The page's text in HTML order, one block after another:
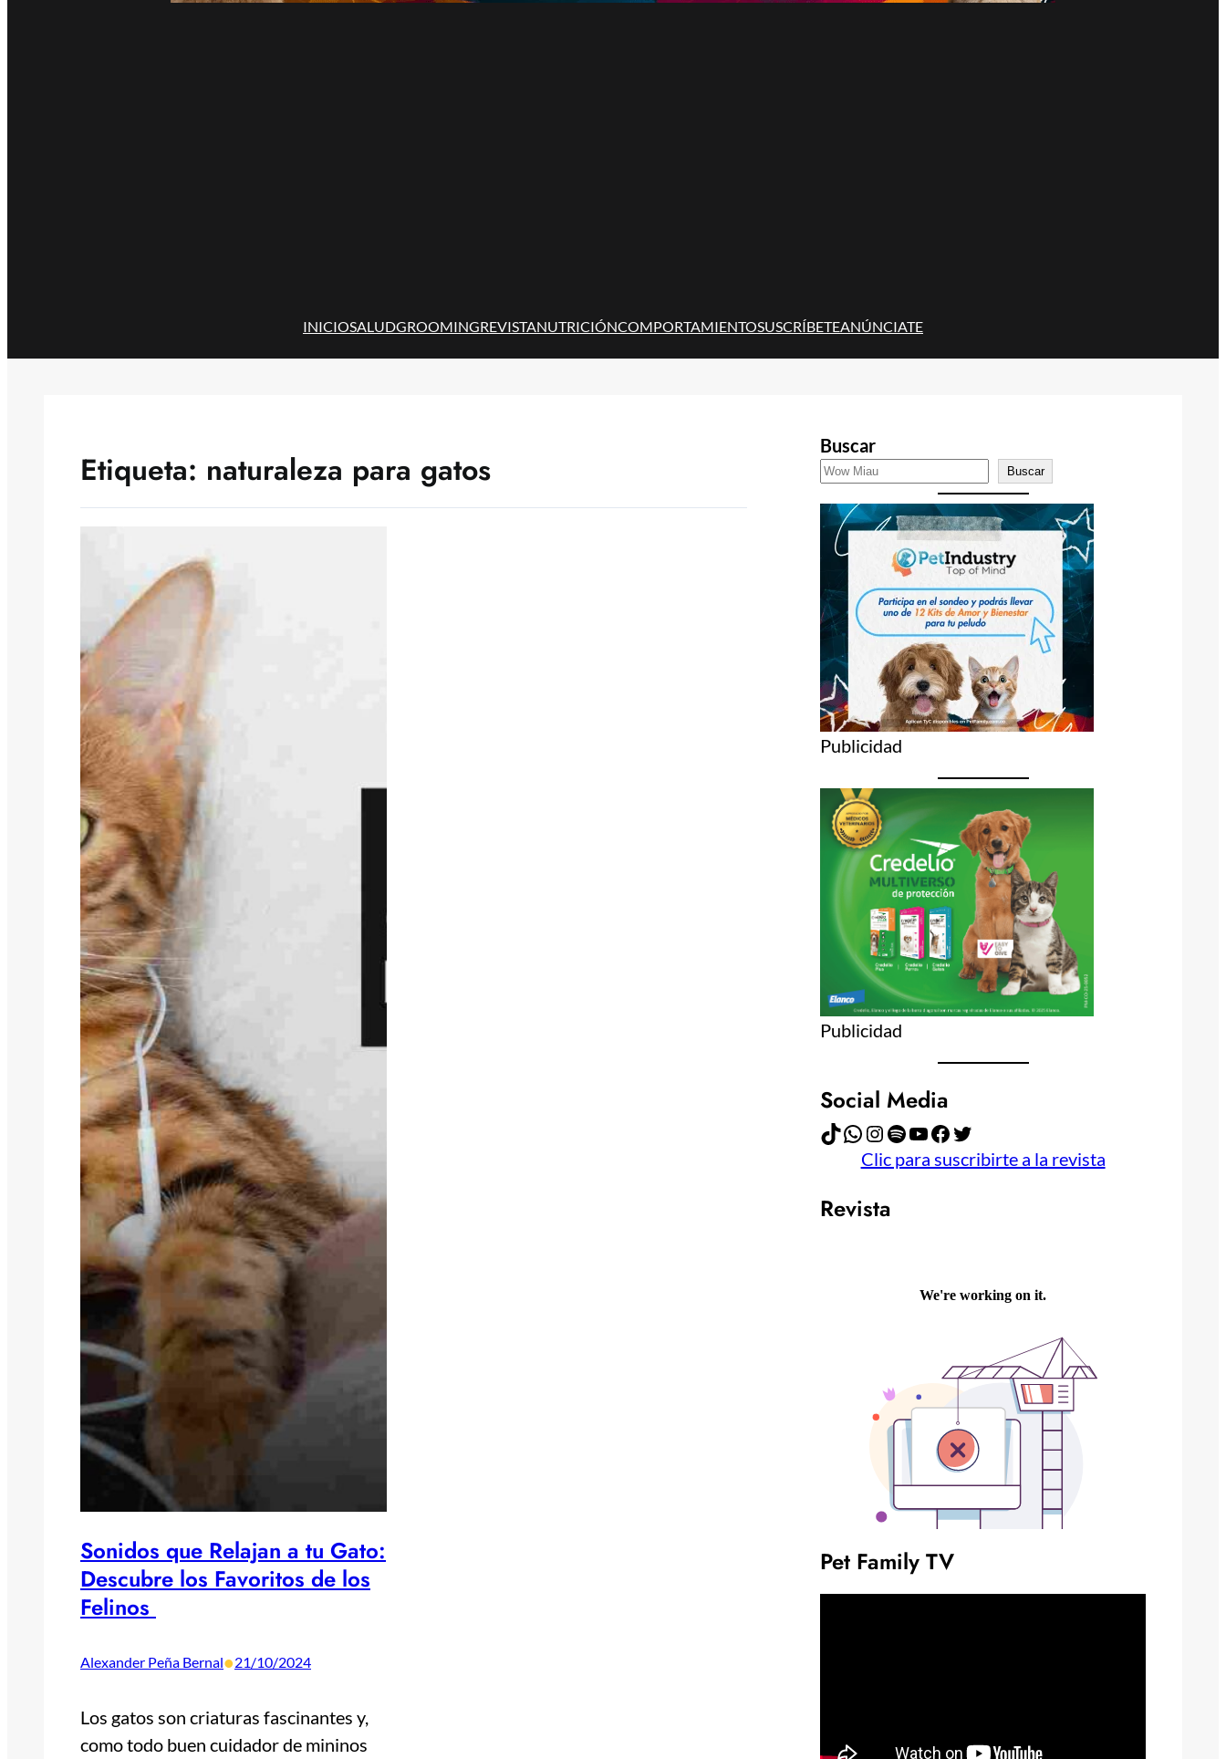
INICIOSALUDGROOMINGREVISTANUTRICIÓNCOMPORTAMIENTOSUSCRÍBETEANÚNCIATE
Etiqueta: naturaleza para gatos
Sonidos que Relajan a tu Gato:
Descubre los Favoritos de los
Felinos
Alexander Peña Bernal•21/10/2024
Los gatos son criaturas fascinantes y,
como todo buen cuidador de mininos
Buscar
Buscar
Publicidad
Publicidad
Social Media
TikTok WhatsApp Instagram Spotify YouTube Facebook Twitter
Clic para suscribirte a la revista
Revista
Pet Family TV